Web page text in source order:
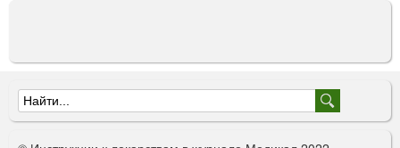
Ф
о